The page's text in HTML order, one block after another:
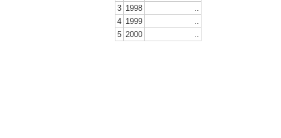
3 1998
4 1999
5 2000